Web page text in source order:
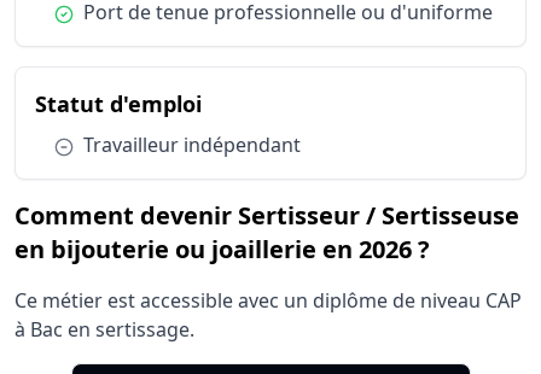
Condition :
Port de tenue professionnelle ou d'uniforme
Statut d'emploidu métier Sertisseur /
Condition :
Travailleur indépendant
Comment devenir Sertisseur / Sertisseuse
en bijouterie ou joaillerie en 2026 ?
Ce métier est accessible avec un diplôme de niveau CAP
à Bac en sertissage.